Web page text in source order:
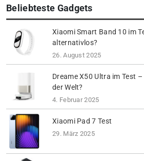
Beliebteste Gadgets
Xiaomi Smart Band 10 im
alternativlos?
26. August 2025
Dreame X50 Ultra im Test
der Welt?
4. Februar 2025
Xiaomi Pad 7 Test
29. März 2025